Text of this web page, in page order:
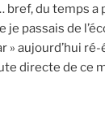
bref, du temps a
je passais de
» aujourd’hui
directe de ce